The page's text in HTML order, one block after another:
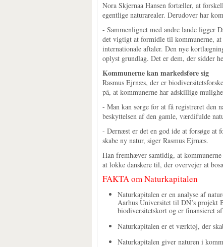
Nora Skjernaa Hansen fortæller, at
egentlige naturarealer. Derudover har
- Sammenlignet med andre lande ligger
det vigtigt at formidle til kommunerne, at
internationale aftaler. Den nye
oplyst grundlag. Det er dem, der sidder
Kommunerne kan markedsføre sig
Rasmus Ejrnæs, der er
på, at kommunerne har adskillige
- Man kan sørge for at få registreret den
beskyttelsen af den gamle, værdifulde
- Dernæst er det en god ide at forsøge at
skabe ny natur, siger Rasmus Ejrnæs.
Han fremhæver samtidig, at
at lokke danskere til, der overvejer at
FAKTA om Naturkapitalen
Naturkapitalen er en analyse af
Aarhus Universitet til DN’s projekt
biodiversitetskort og er finansieret
Naturkapitalen er et værktøj, der
Naturkapitalen giver naturen i